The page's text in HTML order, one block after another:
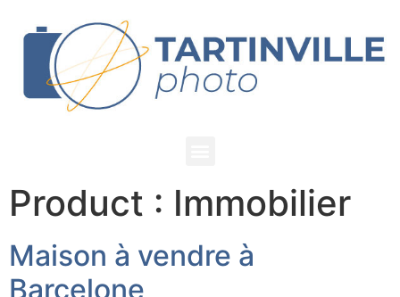
Product : Immobilier
Maison à vendre à
Barcelone